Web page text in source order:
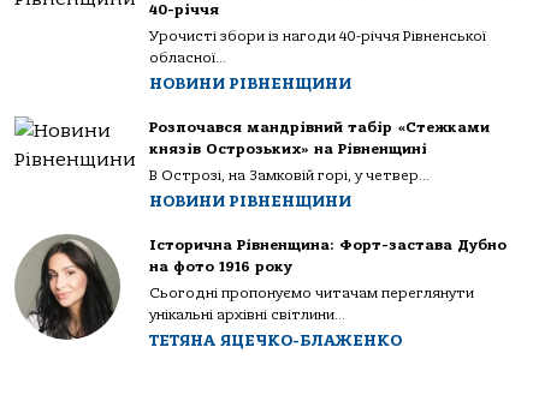
40-річчя
Урочисті збори із нагоди 40-річчя Рівненської
обласної...
НОВИНИ РІВНЕНЩИНИ
Розпочався мандрівний табір «Стежками
князів Острозьких» на Рівненщині
В Острозі, на Замковій горі, у четвер...
НОВИНИ РІВНЕНЩИНИ
Історична Рівненщина: Форт-застава Дубно
на фото 1916 року
Сьогодні пропонуємо читачам переглянути
унікальні архівні світлини...
ТЕТЯНА ЯЦЕЧКО-БЛАЖЕНКО